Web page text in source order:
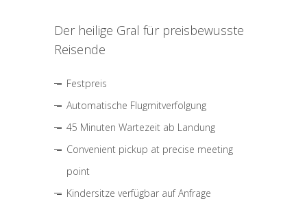
Der heilige Gral für preisbewusste
Reisende
Festpreis
Automatische Flugmitverfolgung
45 Minuten Wartezeit ab Landung
Convenient pickup at precise meeting
point
Kindersitze verfügbar auf Anfrage